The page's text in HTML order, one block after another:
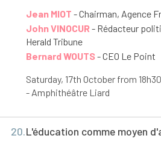
Jean MIOT - Chairman, Agence
John VINOCUR- Rédacteur
Herald Tribune
Bernard WOUTS- CEO Le Point
Saturday, 17th October from
- Amphithéâtre Liard
20.L'éducation comme moyen